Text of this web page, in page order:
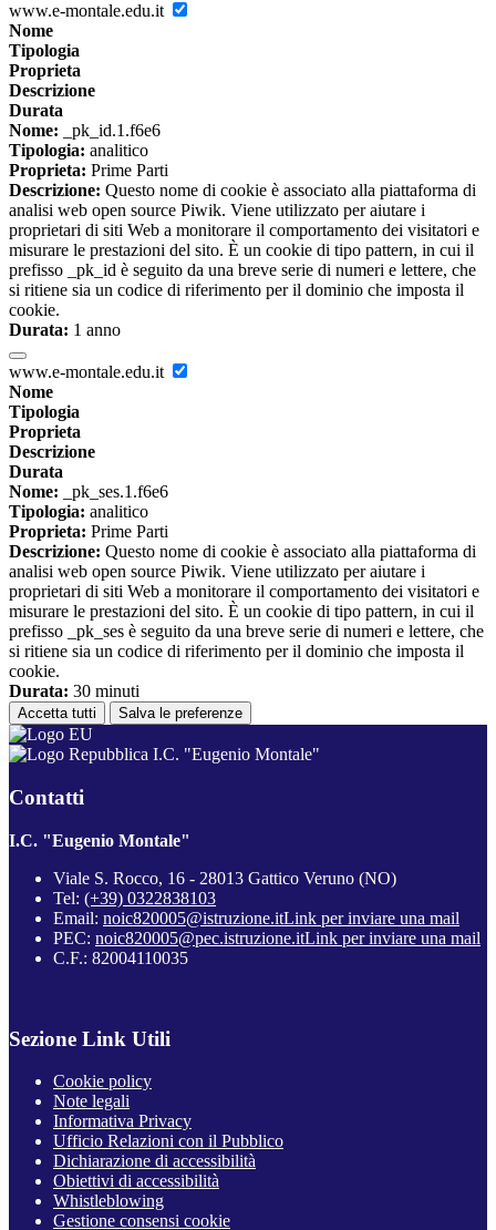
www.e-montale.edu.it
Nome
Tipologia
Proprieta
Descrizione
Durata
Nome: _pk_id.1.f6e6
Tipologia: analitico
Proprieta: Prime Parti
Descrizione: Questo nome di cookie è associato alla piattaforma di
analisi web open source Piwik. Viene utilizzato per aiutare i
proprietari di siti Web a monitorare il comportamento dei visitatori e
misurare le prestazioni del sito. È un cookie di tipo pattern, in cui il
prefisso _pk_id è seguito da una breve serie di numeri e lettere, che
si ritiene sia un codice di riferimento per il dominio che imposta il
cookie.
Durata: 1 anno
www.e-montale.edu.it
Nome
Tipologia
Proprieta
Descrizione
Durata
Nome: _pk_ses.1.f6e6
Tipologia: analitico
Proprieta: Prime Parti
Descrizione: Questo nome di cookie è associato alla piattaforma di
analisi web open source Piwik. Viene utilizzato per aiutare i
proprietari di siti Web a monitorare il comportamento dei visitatori e
misurare le prestazioni del sito. È un cookie di tipo pattern, in cui il
prefisso _pk_ses è seguito da una breve serie di numeri e lettere, che
si ritiene sia un codice di riferimento per il dominio che imposta il
cookie.
Durata: 30 minuti
Accetta tutti Salva le preferenze
I.C. "Eugenio Montale"
Contatti
I.C. "Eugenio Montale"
Viale S. Rocco, 16 - 28013 Gattico Veruno (NO)
Tel: (+39) 0322838103
Email: noic820005@istruzione.itLink per inviare una mail
PEC: noic820005@pec.istruzione.itLink per inviare una mail
C.F.: 82004110035
Sezione Link Utili
Cookie policy
Note legali
Informativa Privacy
Ufficio Relazioni con il Pubblico
Dichiarazione di accessibilità
Obiettivi di accessibilità
Whistleblowing
Gestione consensi cookie